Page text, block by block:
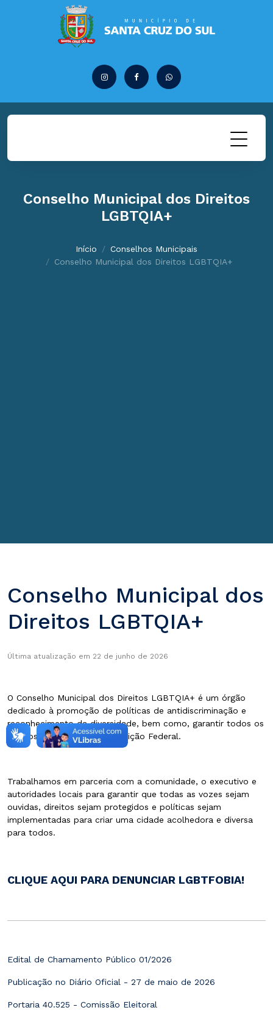
Conselho Municipal dos Direitos
LGBTQIA+
Início
Conselhos Municipais
Conselho Municipal dos Direitos LGBTQIA+
Conselho Municipal dos
Direitos LGBTQIA+
Última atualização em 22 de junho de 2026
O Conselho Municipal dos Direitos LGBTQIA+ é um órgão
dedicado à promoção de políticas de antidiscriminação e
reconhecimento da diversidade, bem como, garantir todos os
direitos previstos na Constituição Federal.
Trabalhamos em parceria com a comunidade, o executivo e
autoridades locais para garantir que todas as vozes sejam
ouvidas, direitos sejam protegidos e políticas sejam
implementadas para criar uma cidade acolhedora e diversa
para todos.
CLIQUE AQUI PARA DENUNCIAR LGBTFOBIA!
Edital de Chamamento Público 01/2026
Publicação no Diário Oficial - 27 de maio de 2026
Portaria 40.525 - Comissão Eleitoral